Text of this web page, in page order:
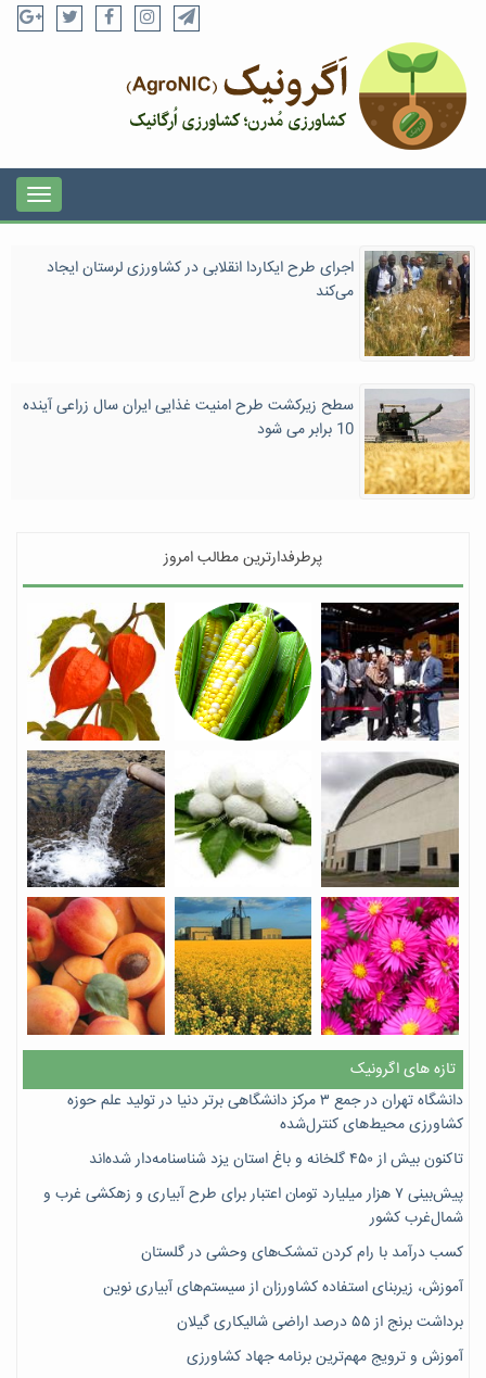
اجرای طرح ایکاردا انقلابی در کشاورزی لرستان ایجاد
می‌کند
سطح زیرکشت طرح امنیت غذایی ایران سال زراعی آینده
10 برابر می شود
پرطرفدارترین مطالب امروز
تازه های اگرونیک
دانشگاه تهران در جمع ۳ مرکز دانشگاهی برتر دنیا در تولید علم حوزه
کشاورزی محیط‌های کنترل‌شده
تاکنون بیش از ۴۵۰ گلخانه و باغ استان یزد شناسنامه‌دار شده‌اند
پیش‌بینی ۷‌ هزار میلیارد تومان اعتبار برای طرح آبیاری و زهکشی غرب و
شمال‌غرب کشور
کسب درآمد با رام کردن تمشک‌های وحشی در گلستان
آموزش، زیربنای استفاده کشاورزان از سیستم‌های آبیاری نوین
برداشت برنج از ۵۵ درصد اراضی شالیکاری گیلان
آموزش و ترویج مهم‌ترین برنامه جهاد کشاورزی